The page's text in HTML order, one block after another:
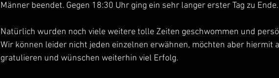
Männer beendet. Gegen 18:30 Uhr ging ein sehr langer erster Tag zu Ende.
Natürlich wurden noch viele weitere tolle Zeiten geschwommen und
Wir können leider nicht jeden einzelnen erwähnen, möchten aber hiermit
gratulieren und wünschen weiterhin viel Erfolg.